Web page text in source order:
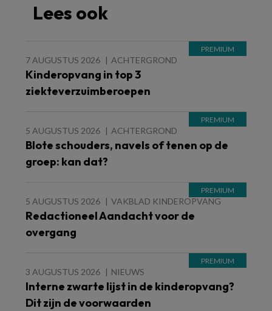
Lees ook
7 AUGUSTUS 2026 ACHTERGROND
Kinderopvang in top 3
ziekteverzuimberoepen
5 AUGUSTUS 2026 ACHTERGROND
Blote schouders, navels of tenen op de
groep: kan dat?
5 AUGUSTUS 2026 VAKBLAD KINDEROPVANG
Redactioneel Aandacht voor de
overgang
3 AUGUSTUS 2026 NIEUWS
Interne zwarte lijst in de kinderopvang?
Dit zijn de voorwaarden